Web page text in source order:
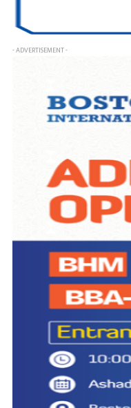
- ADVERTISEMENT -